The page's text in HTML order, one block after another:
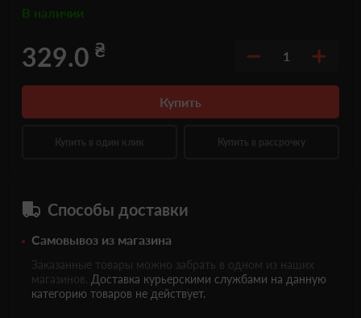
В наличии
329.0 ₴ 1
Купить
Купить в один клик Купить в рассрочку
Способы доставки
Самовывоз из магазина
Заказанные товары можно забрать в одном из наших
магазинов. Доставка курьерскими службами на данную
категорию товаров не действует.